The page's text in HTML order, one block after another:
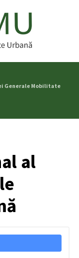
Generale Mobilitate
al